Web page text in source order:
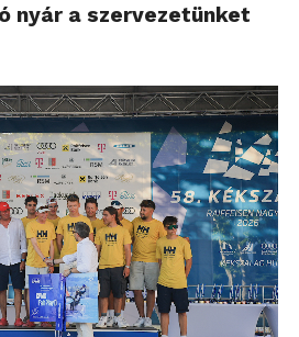
nyár a szervezetünket